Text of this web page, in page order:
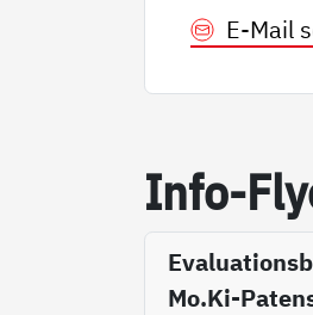
E-Mail
In­fo-
Mo.Ki-